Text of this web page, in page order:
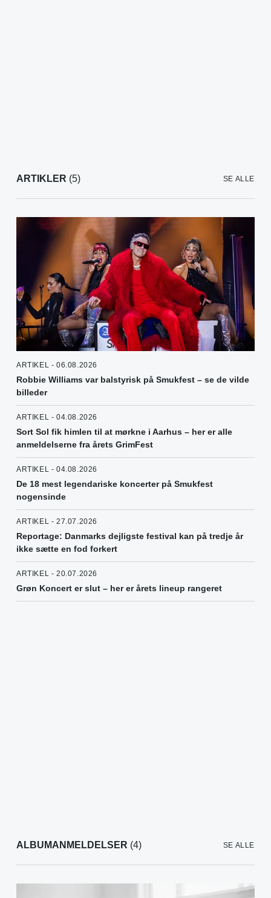
ARTIKLER (5) SE ALLE
ARTIKEL - 06.08.2026
Robbie Williams var balstyrisk på Smukfest – se de vilde
billeder
ARTIKEL - 04.08.2026
Sort Sol fik himlen til at mørkne i Aarhus – her er alle
anmeldelserne fra årets GrimFest
ARTIKEL - 04.08.2026
De 18 mest legendariske koncerter på Smukfest
nogensinde
ARTIKEL - 27.07.2026
Reportage: Danmarks dejligste festival kan på tredje år
ikke sætte en fod forkert
ARTIKEL - 20.07.2026
Grøn Koncert er slut – her er årets lineup rangeret
ALBUMANMELDELSER (4) SE ALLE